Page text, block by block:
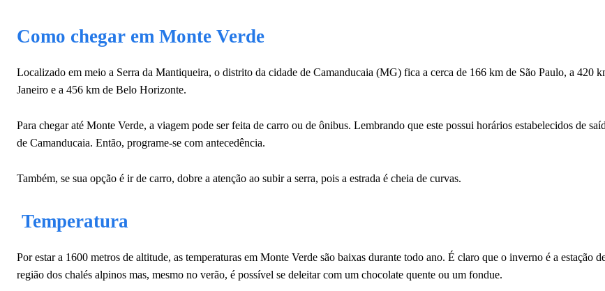
Como chegar em Monte Verde
Localizado em meio a Serra da Mantiqueira, o distrito da cidade de Camanducaia (MG) fica a cerca de 166 km de São Paulo, a 420
Janeiro e a 456 km de Belo Horizonte.
Para chegar até Monte Verde, a viagem pode ser feita de carro ou de ônibus. Lembrando que este possui horários estabelecidos de
de Camanducaia. Então, programe-se com antecedência.
Também, se sua opção é ir de carro, dobre a atenção ao subir a serra, pois a estrada é cheia de curvas.
Temperatura
Por estar a 1600 metros de altitude, as temperaturas em Monte Verde são baixas durante todo ano. É claro que o inverno é a estação
região dos chalés alpinos mas, mesmo no verão, é possível se deleitar com um chocolate quente ou um fondue.